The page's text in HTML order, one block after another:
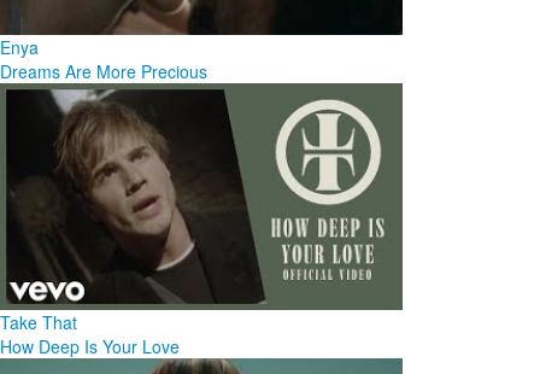
Enya
Dreams Are More Precious
Take That
How Deep Is Your Love